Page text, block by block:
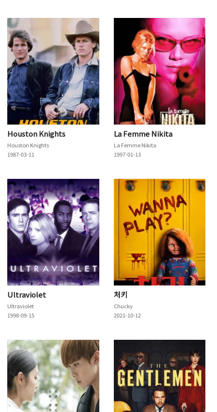
Houston Knights
Houston Knights
1987-03-11
La Femme Nikita
La Femme Nikita
1997-01-13
Ultraviolet
Ultraviolet
1998-09-15
처키
Chucky
2021-10-12